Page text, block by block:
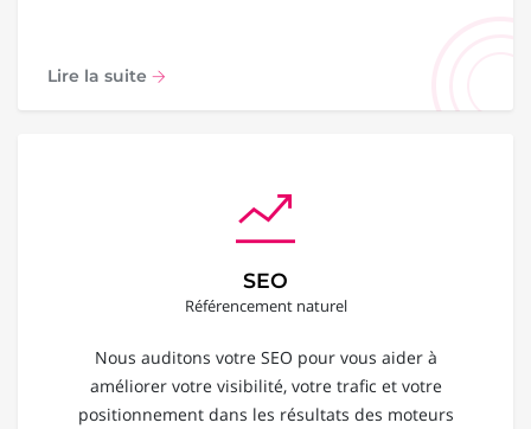
Lire la suite
SEO
Référencement naturel
Nous auditons votre SEO pour vous aider à
améliorer votre visibilité, votre trafic et votre
positionnement dans les résultats des moteurs